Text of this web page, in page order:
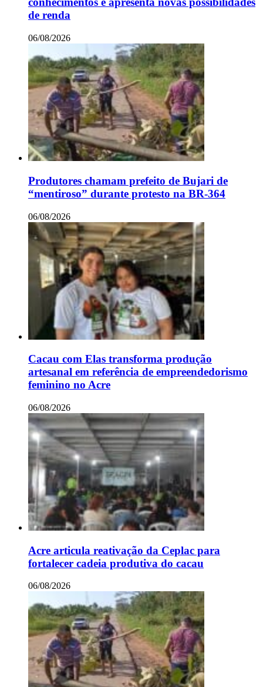
de renda
06/08/2026
Produtores chamam prefeito de Bujari de
“mentiroso” durante protesto na BR-364
06/08/2026
Cacau com Elas transforma produção
artesanal em referência de empreendedorismo
feminino no Acre
06/08/2026
Acre articula reativação da Ceplac para
fortalecer cadeia produtiva do cacau
06/08/2026